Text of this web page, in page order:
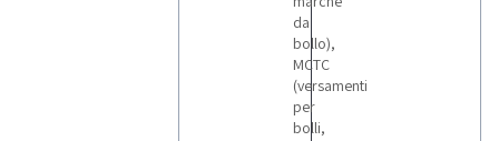
da
bollo),
MCTC
(versamenti
per
bolli,